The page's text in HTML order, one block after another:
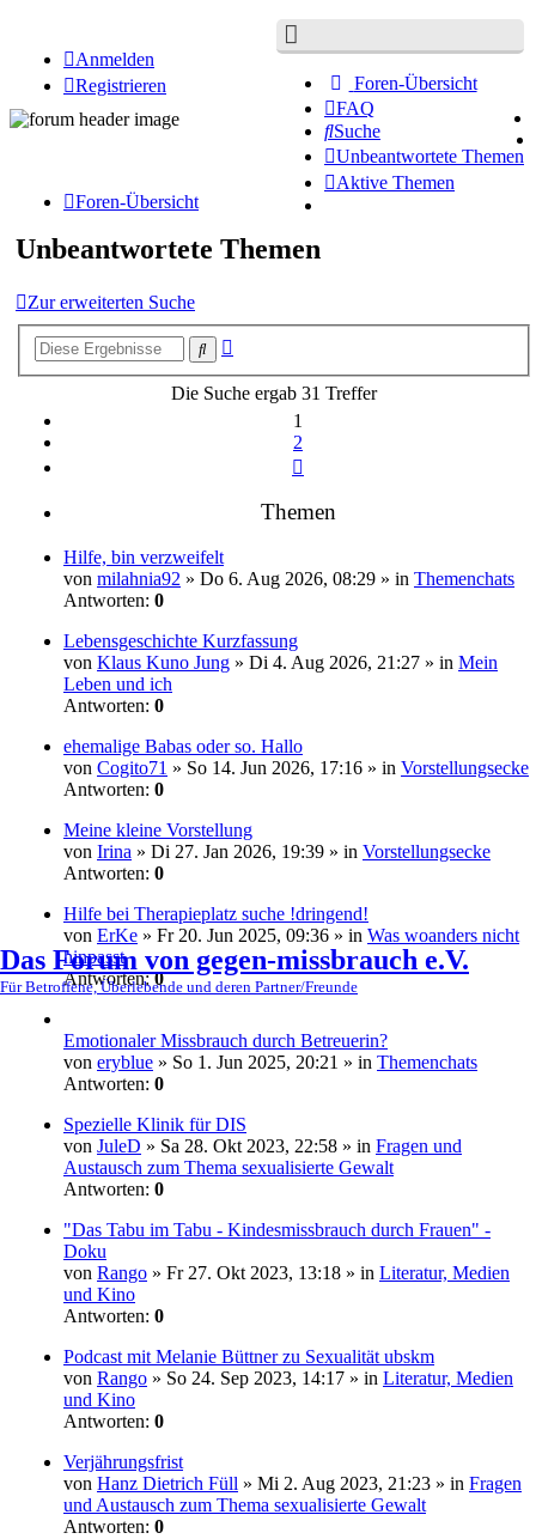
Foren-Übersicht
FAQ
Suche
Unbeantwortete Themen
Aktive Themen
Anmelden
Registrieren
Das Forum von gegen-missbrauch e.V.
Für Betroffene, Überlebende und deren Partner/Freunde
Foren-Übersicht
Unbeantwortete Themen
Zur erweiterten Suche
Suche
Die Suche ergab 31 Treffer
1
2
Themen
Hilfe, bin verzweifelt
von milahnia92 » Do 6. Aug 2026, 08:29 » in Themenchats
Antworten: 0
Lebensgeschichte Kurzfassung
von Klaus Kuno Jung » Di 4. Aug 2026, 21:27 » in Mein
Leben und ich
Antworten: 0
ehemalige Babas oder so. Hallo
von Cogito71 » So 14. Jun 2026, 17:16 » in Vorstellungsecke
Antworten: 0
Meine kleine Vorstellung
von Irina » Di 27. Jan 2026, 19:39 » in Vorstellungsecke
Antworten: 0
Hilfe bei Therapieplatz suche !dringend!
von ErKe » Fr 20. Jun 2025, 09:36 » in Was woanders nicht
hinpasst
Antworten:0
Emotionaler Missbrauch durch Betreuerin?
von eryblue » So 1. Jun 2025, 20:21 » in Themenchats
Antworten: 0
Spezielle Klinik für DIS
von JuleD » Sa 28. Okt 2023, 22:58 » in Fragen und
Austausch zum Thema sexualisierte Gewalt
Antworten: 0
"Das Tabu im Tabu - Kindesmissbrauch durch Frauen" -
Doku
von Rango » Fr 27. Okt 2023, 13:18 » in Literatur, Medien
und Kino
Antworten: 0
Podcast mit Melanie Büttner zu Sexualität ubskm
von Rango » So 24. Sep 2023, 14:17 » in Literatur, Medien
und Kino
Antworten: 0
Verjährungsfrist
von Hanz Dietrich Füll » Mi 2. Aug 2023, 21:23 » in Fragen
und Austausch zum Thema sexualisierte Gewalt
Antworten: 0